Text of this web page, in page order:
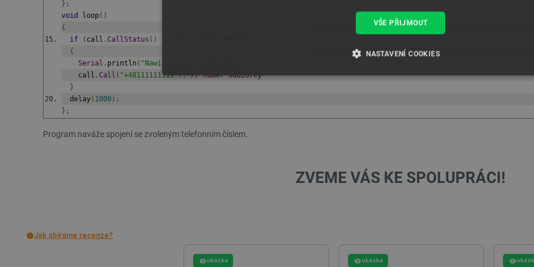
};
void
loop()
{
if
( call . CallStatus ()
{
Serial . println ( "Nawiązywanie połączenia"
    call
. Call ( "+48111111111"); // numer odbiorcy
}
  delay
( 1000);
};
Program naváže spojení se zvoleným telefonním číslem.
ZVEME VÁS KE SPOLUPRÁCI!
Jak sbíráme recenze?
ukázka ukázka
VŠE PŘIJMOUT
NASTAVENÍ COOKIES
NEZBYTNĚ NUTNÉ SOUBORY VÝKONOVÉ SOUBORY SOUBORY CÍLENÍ
webové stránce, aby sledovala používání a